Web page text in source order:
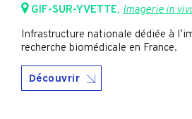
GIF-SUR-YVETTE, Imagerie in
Infrastructure nationale dédiée à
recherche biomédicale en France.
Découvrir